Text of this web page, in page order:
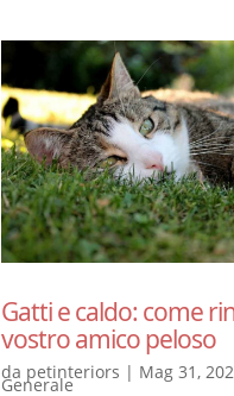
Gatti e caldo: come
vostro amico peloso
da petinteriors | Mag 31,
Generale